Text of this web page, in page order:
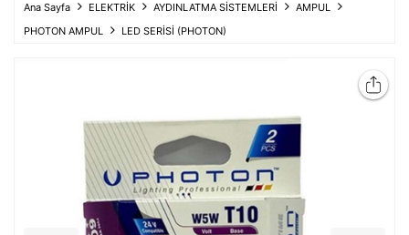
Ana Sayfa ELEKTRİK AYDINLATMA SİSTEMLERİ
AMPUL
PHOTON AMPUL
LED SERİSİ (PHOTON)